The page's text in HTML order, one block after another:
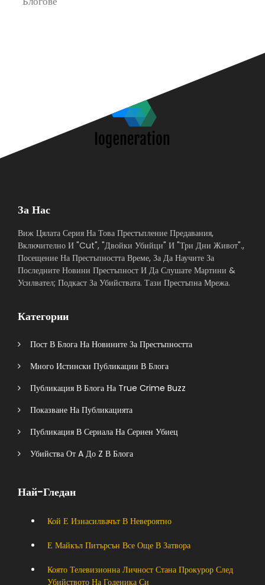
За Нас
Виж Цялата Серия На Това Престъпление Предавания,
Включително И "Cut", "Двойки Убийци" И "Три Дни Живот".,
Посещение На Престъпността Време, За Да Научите За
Последните Новини Престъпност И Да Слушате Мартини &
Усилвател; Подкаст За Убийствата. Тази Престъпна Мрежа.
Категории
Пост В Блога На Новините За Престъпността
Много Истински Публикации В Блога
Публикация В Блога На True Crime Buzz
Показване На Публикацията
Публикация В Сериала На Сериен Убиец
Убийства От A До Z В Блога
Най-Гледан
Кой Е Изнасилвачът В Невероятно
Е Майкъл Питърсън Все Още В Затвора
Която Телевизионна Личност Стана Прокурор След
Убийството На Годеника Си